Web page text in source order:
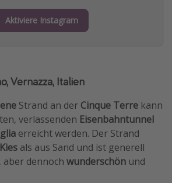
Aktiviere Instagram
Vernazza, Italien
Strand an der Cinque Terre kann
verlassenden Eisenbahntunnel
erreicht werden. Der Strand
Kies als aus Sand und ist generell
aber dennoch wunderschön und